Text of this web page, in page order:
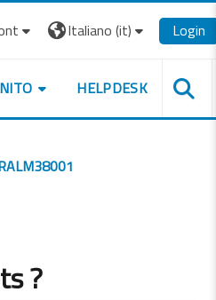
Italiano ‎(it)‎ Login
HELPDESK
?